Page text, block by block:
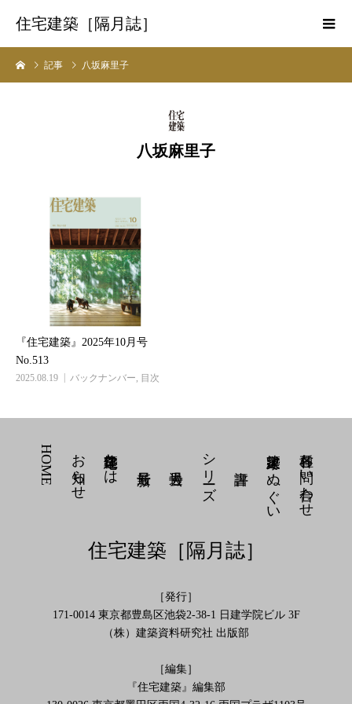
住宅建築［隔月誌］
記事 八坂麻里子
八坂麻里子
『住宅建築』2025年10月号
No.513
2025.08.19 バックナンバー 目次
各種お問い合わせ
建築家 てぬぐい
シリーズ
住宅建築とは
お知らせ
HOME
住宅建築［隔月誌］
［発行］
171-0014 東京都豊島区池袋2-38-1 日建学院ビル 3F
（株）建築資料研究社 出版部
［編集］
『住宅建築』編集部